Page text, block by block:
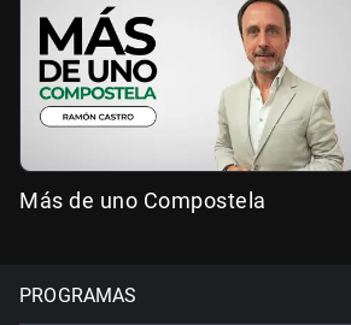
Más de uno Compostela
PROGRAMAS